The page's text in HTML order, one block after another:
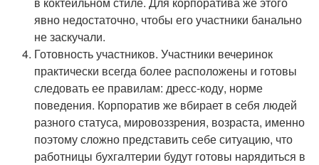
явно недостаточно, чтобы его участники банально
не заскучали.
Готовность участников. Участники вечеринок
практически всегда более расположены и готовы
следовать ее правилам: дресс-коду, норме
поведения. Корпоратив же вбирает в себя людей
разного статуса, мировоззрения, возраста, именно
поэтому сложно представить себе ситуацию, что
работницы бухгалтерии будут готовы нарядиться в